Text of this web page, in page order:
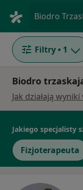
Filtry • 1
Biodro
Jak działają
Jakiego specjalisty
Fizjoterapeuta